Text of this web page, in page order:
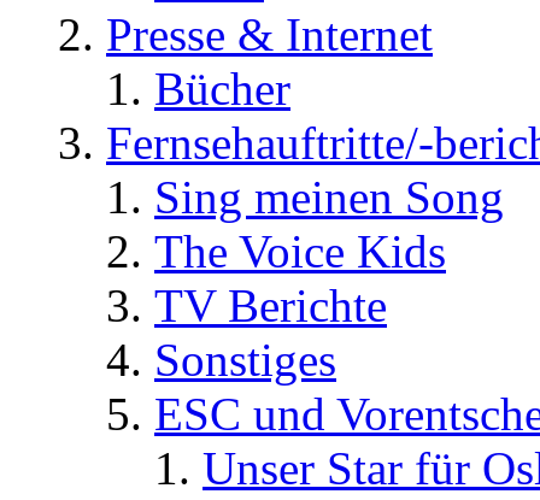
Presse & Internet
Bücher
Fernsehauftritte/-
Sing meinen Song
The Voice Kids
TV Berichte
Sonstiges
ESC und
Unser Star für